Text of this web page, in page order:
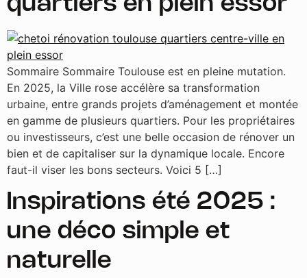
Sommaire Sommaire Toulouse est en pleine mutation.
En 2025, la Ville rose accélère sa transformation
urbaine, entre grands projets d’aménagement et montée
en gamme de plusieurs quartiers. Pour les propriétaires
ou investisseurs, c’est une belle occasion de rénover un
bien et de capitaliser sur la dynamique locale. Encore
faut-il viser les bons secteurs. Voici 5 […]
Inspirations été 2025 :
une déco simple et
naturelle